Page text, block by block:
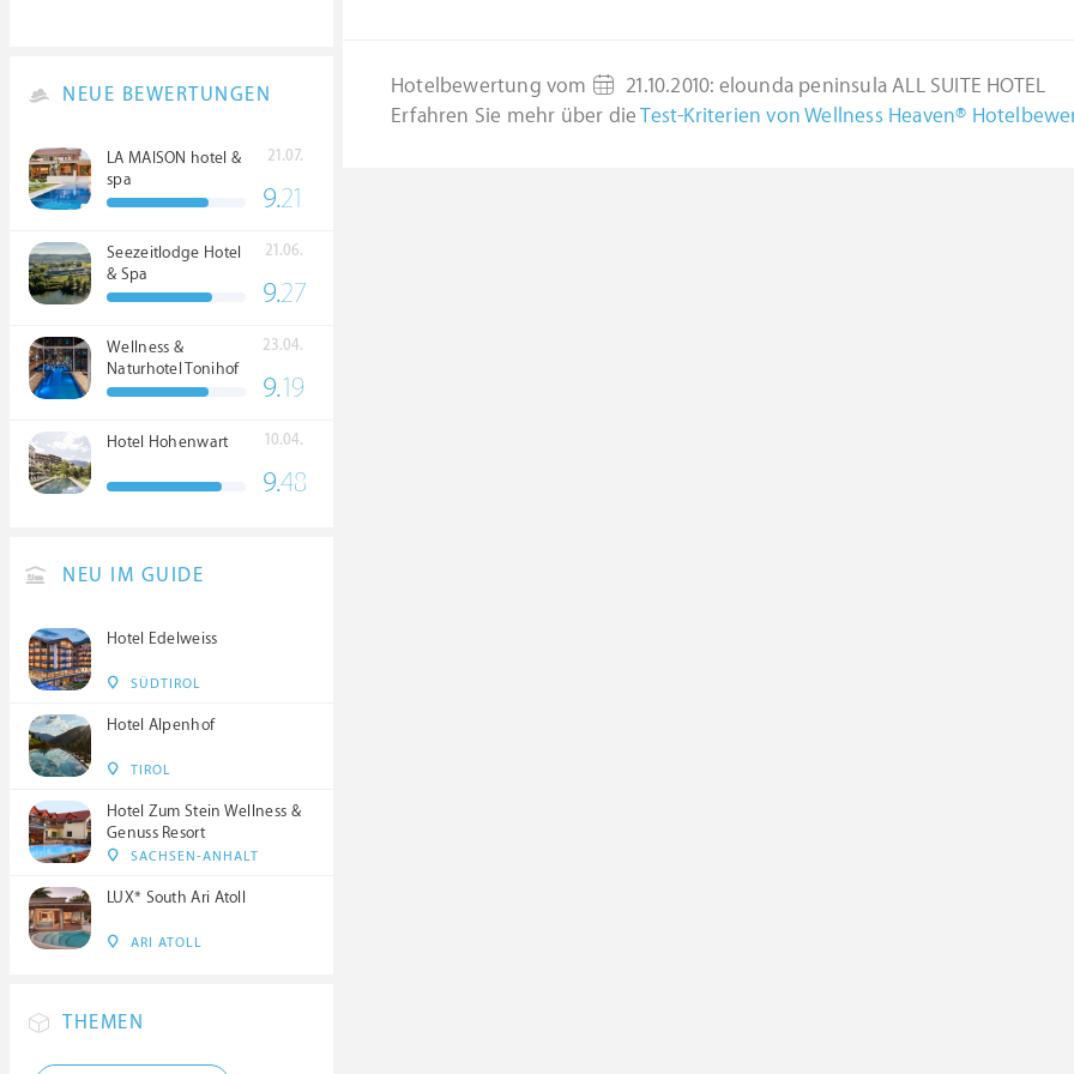
Hotelbewertung vom 21.10.2010: elounda peninsula ALL SUITE HOTEL
Erfahren Sie mehr über dieTest-Kriterien von Wellness Heaven®
NEUE BEWERTUNGEN
LA MAISON hotel &
spa
21.07.
9.21
Seezeitlodge Hotel
& Spa
21.06.
9.27
Wellness &
Naturhotel Tonihof
****S
23.04.
9.19
Hotel Hohenwart 10.04.
9.48
NEU IM GUIDE
Hotel Edelweiss
SÜDTIROL
Hotel Alpenhof
TIROL
Hotel Zum Stein Wellness &
Genuss Resort
SACHSEN-ANHALT
LUX* South Ari Atoll
ARI ATOLL
THEMEN